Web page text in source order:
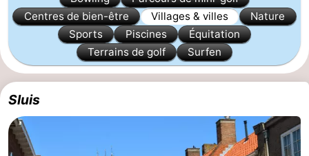
enfants
la
nuit
Appartements
Campings
Chaumières
-
Bad
-
Centres de bien-être
Villages & villes
Nature
Sports
Piscines
Équitation
Terrains de golf
Surfen
Sluis